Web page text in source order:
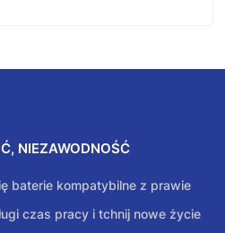
NIEZAWODNOŚĆ
baterie kompatybilne z prawie
czas pracy i tchnij nowe życie